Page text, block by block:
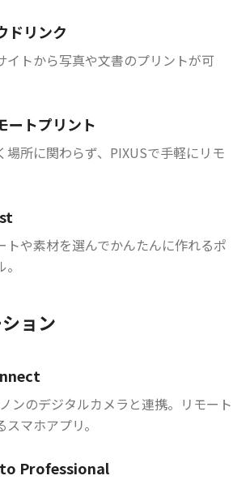
ドリンク
イトから写真や文書のプリントが可
ートプリント
場所に関わらず、PIXUSで手軽にリモ
トや素材を選んでかんたんに作れるポ
ョン
ンのデジタルカメラと連携。リモート
マホアプリ。
Professional